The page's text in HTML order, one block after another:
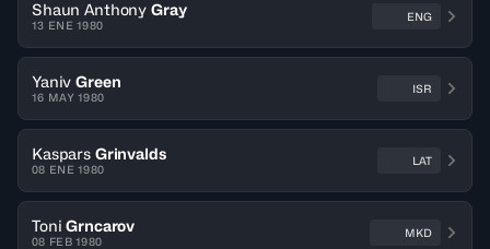
Shaun Anthony Gray
13 ENE 1980
ENG
Yaniv Green
16 MAY 1980
ISR
Kaspars Grinvalds
08 ENE 1980
LAT
Toni Grncarov
08 FEB 1980
MKD